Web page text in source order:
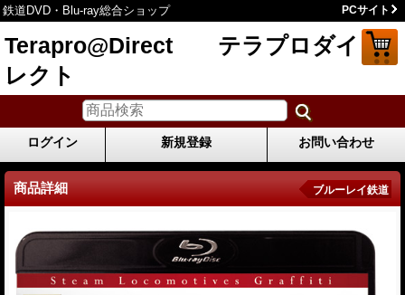
鉄道DVD・Blu-ray総合ショップ PCサイト
Terapro@Direct テラプロダイ
レクト
ログイン 新規登録 お問い合わせ
商品詳細 ブルーレイ鉄道